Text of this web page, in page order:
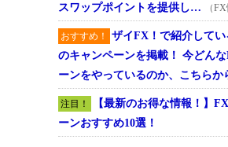
スワップポイントを提供し…
（
おすすめ！
ザイFX！で紹介して
のキャンペーンを掲載！ 今どん
ーンをやっているのか、こちらか
注目！
【最新のお得な情報！】
ーンおすすめ10選！